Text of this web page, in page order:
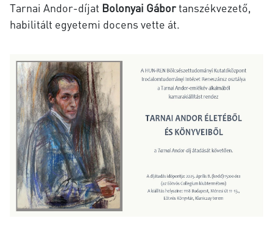
Tarnai Andor-díjat Bolonyai Gábortanszékvezető,
habilitált egyetemi docens vette át.